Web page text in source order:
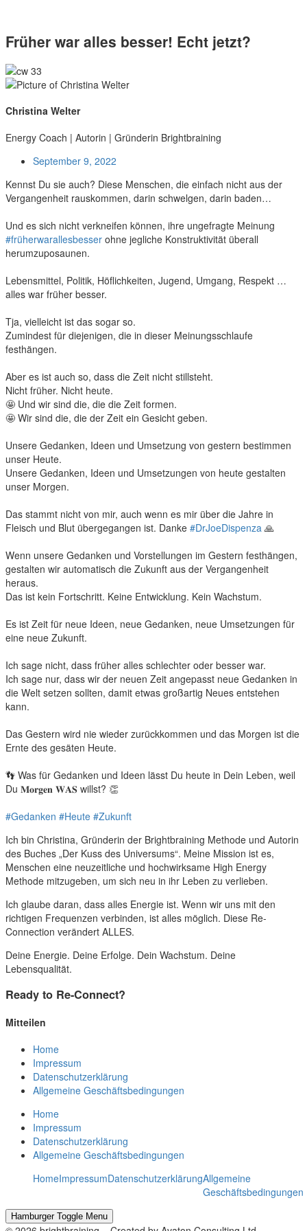
Früher war alles besser! Echt jetzt?
Christina Welter
Energy Coach | Autorin | Gründerin Brightbraining
September 9, 2022
Kennst Du sie auch? Diese Menschen, die einfach nicht aus der
Vergangenheit rauskommen, darin schwelgen, darin baden…
Und es sich nicht verkneifen können, ihre ungefragte Meinung
#früherwarallesbesser ohne jegliche Konstruktivität überall
herumzuposaunen.
Lebensmittel, Politik, Höflichkeiten, Jugend, Umgang, Respekt …
alles war früher besser.
Tja, vielleicht ist das sogar so.
Zumindest für diejenigen, die in dieser Meinungsschlaufe
festhängen.
Aber es ist auch so, dass die Zeit nicht stillsteht.
Nicht früher. Nicht heute.
🤩 Und wir sind die, die die Zeit formen.
🤩 Wir sind die, die der Zeit ein Gesicht geben.
Unsere Gedanken, Ideen und Umsetzung von gestern bestimmen
unser Heute.
Unsere Gedanken, Ideen und Umsetzungen von heute gestalten
unser Morgen.
Das stammt nicht von mir, auch wenn es mir über die Jahre in
Fleisch und Blut übergegangen ist. Danke #DrJoeDispenza 🙏
Wenn unsere Gedanken und Vorstellungen im Gestern festhängen,
gestalten wir automatisch die Zukunft aus der Vergangenheit
heraus.
Das ist kein Fortschritt. Keine Entwicklung. Kein Wachstum.
Es ist Zeit für neue Ideen, neue Gedanken, neue Umsetzungen für
eine neue Zukunft.
Ich sage nicht, dass früher alles schlechter oder besser war.
Ich sage nur, dass wir der neuen Zeit angepasst neue Gedanken in
die Welt setzen sollten, damit etwas großartig Neues entstehen
kann.
Das Gestern wird nie wieder zurückkommen und das Morgen ist die
Ernte des gesäten Heute.
👣 Was für Gedanken und Ideen lässt Du heute in Dein Leben, weil
Du 𝐌𝐨𝐫𝐠𝐞𝐧 𝐖𝐀𝐒 willst? 👏
#Gedanken #Heute #Zukunft
Ich bin Christina, Gründerin der Brightbraining Methode und Autorin
des Buches „Der Kuss des Universums“. Meine Mission ist es,
Menschen eine neuzeitliche und hochwirksame High Energy
Methode mitzugeben, um sich neu in ihr Leben zu verlieben.
Ich glaube daran, dass alles Energie ist. Wenn wir uns mit den
richtigen Frequenzen verbinden, ist alles möglich. Diese Re-
Connection verändert ALLES.
Deine Energie. Deine Erfolge. Dein Wachstum. Deine
Lebensqualität.
Ready to Re-Connect?
Mitteilen
Home
Impressum
Datenschutzerklärung
Allgemeine Geschäftsbedingungen
Home
Impressum
Datenschutzerklärung
Allgemeine Geschäftsbedingungen
HomeImpressumDatenschutzerklärungAllgemeine
Geschäftsbedingungen
Hamburger Toggle Menu